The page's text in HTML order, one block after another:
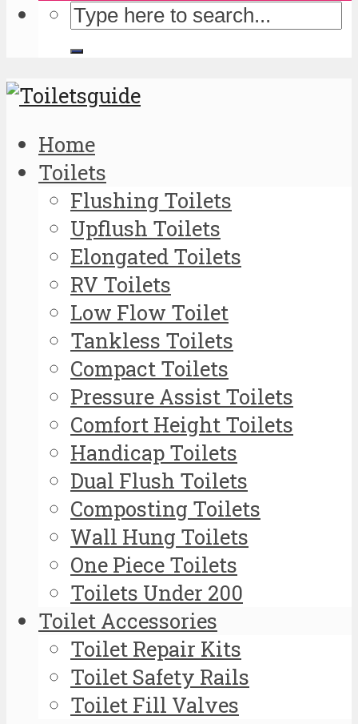
Home
Toilets
Flushing Toilets
Upflush Toilets
Elongated Toilets
RV Toilets
Low Flow Toilet
Tankless Toilets
Compact Toilets
Pressure Assist Toilets
Comfort Height Toilets
Handicap Toilets
Dual Flush Toilets
Composting Toilets
Wall Hung Toilets
One Piece Toilets
Toilets Under 200
Toilet Accessories
Toilet Repair Kits
Toilet Safety Rails
Toilet Fill Valves